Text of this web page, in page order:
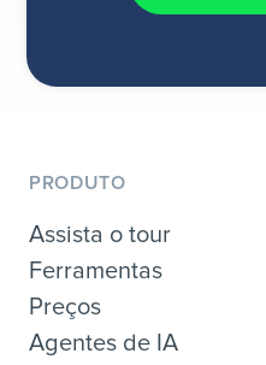
PRODUTO
Assista o tour
Ferramentas
Preços
Agentes de IA